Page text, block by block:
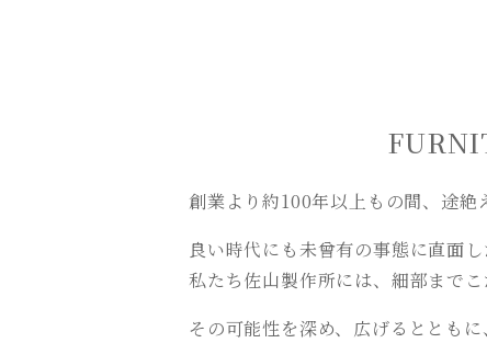
創業より約100年以上もの間、途絶
良い時代にも未曾有の事態に直面
私たち佐山製作所には、細部まで
その可能性を深め、広げるととも